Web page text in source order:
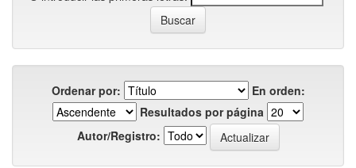
Ordenar por:
En orden:
Resultados por página
Autor/Registro: